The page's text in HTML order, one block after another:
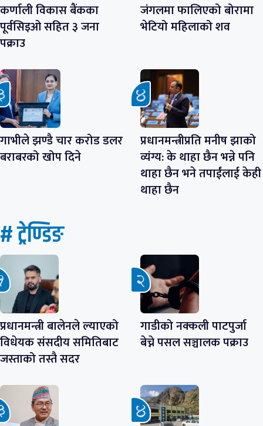
कर्णाली विकास बैंकका
पूर्वसिइओ सहित ३ जना
पक्राउ
जंगलमा फालिएको बोरामा
भेटियो महिलाको शव
गाभीले झण्डै चार करोड डलर
बराबरको खोप दिने
प्रधानमन्त्रीप्रति मनीष झाको
व्यंग्य: के थाहा छैन भन्ने पनि
थाहा छैन भने तपाईंलाई केही
थाहा छैन
# ट्रेण्डिङ
प्रधानमन्त्री बालेनले ल्याएको
विधेयक संसदीय समितिबाट
जस्ताको तस्तै सदर
गाडीको नक्कली पाटपुर्जा
बेच्ने पसल सञ्चालक पक्राउ